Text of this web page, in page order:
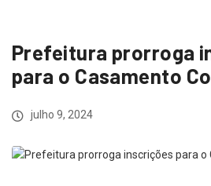
Prefeitura prorroga
para o Casamento
julho 9, 2024